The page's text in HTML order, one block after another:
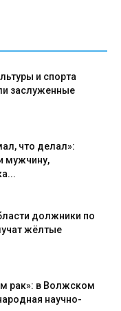
и спорта
заслуженные
что делал»:
мужчину,
должники по
жёлтые
рак»: в Волжском
научно-